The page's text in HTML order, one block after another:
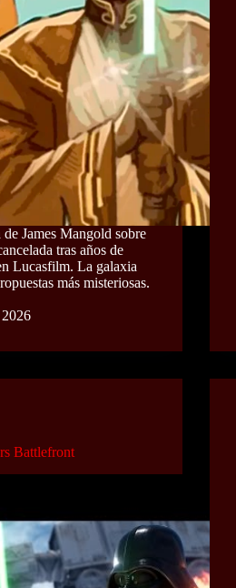
James Mangold sobre
tras años de
Lucasfilm. La galaxia
más misteriosas.
Battlefront